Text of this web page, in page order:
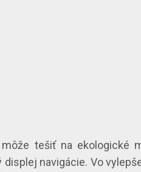
tešiť na ekologické
displej navigácie. Vo